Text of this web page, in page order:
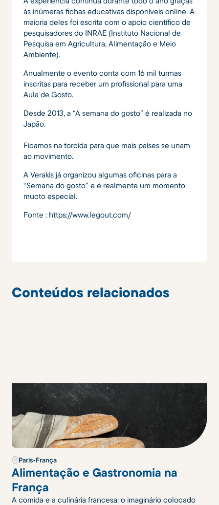
às inúmeras fichas educativas disponíveis online. A
maioria deles foi escrita com o apoio científico de
pesquisadores do INRAE (Instituto Nacional de
Pesquisa em Agricultura, Alimentação e Meio
Ambiente).
Anualmente o evento conta com 16 mil turmas
inscritas para receber um profissional para uma
Aula de Gosto.
Desde 2013, a “A semana do gosto” é realizada no
Japão.
Ficamos na torcida para que mais países se unam
ao movimento.
A Verakis já organizou algumas oficinas para a
“Semana do gosto” e é realmente um momento
muoto especial.
Fonte : https://www.legout.com/
Conteúdos relacionados
Paris•França
Alimentação e Gastronomia na
França
A comida e a culinária francesa: o imaginário colocado